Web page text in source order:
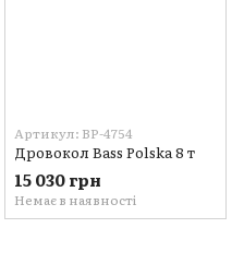
Артикул: BP-4754
Дровокол Bass Polska 8 т
15 030 грн
Немає в наявності